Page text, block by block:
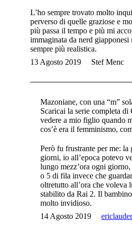
L’ho sempre trovato molto
perverso di quelle graziose e
più passa il tempo e più mi
immaginata da nerd
sempre più realistica.
13 Agosto 2019
Stef Menc
Mazoniane, con una “m”
Scaricai la serie completa
vedere a mio figlio quando
cos’è era il femminismo,
Però fu frustrante per me:
giorni, io all’epoca potevo
lungo mezz’ora ogni
o 5 di fila invece che
oltretutto all’ora che voleva
stabilito da Rai 2. Il
molto invidioso.
14 Agosto 2019
ericlauder